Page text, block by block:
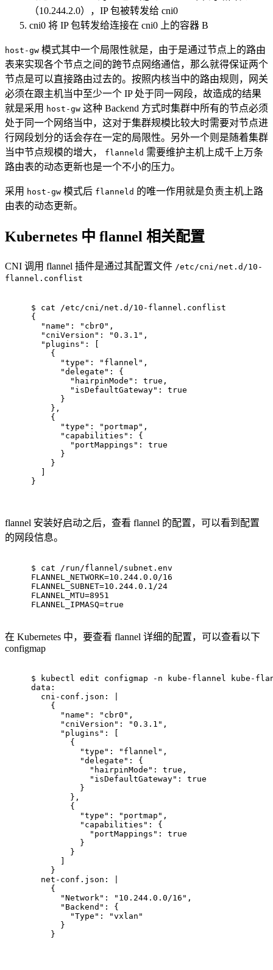
（10.244.2.0），IP 包被转发给 cni0
cni0 将 IP 包转发给连接在 cni0 上的容器 B
host-gw 模式其中一个局限性就是，由于是通过节点上的路由
表来实现各个节点之间的跨节点网络通信，那么就得保证两个
节点是可以直接路由过去的。按照内核当中的路由规则，网关
必须在跟主机当中至少一个 IP 处于同一网段，故造成的结果
就是采用 host-gw 这种 Backend 方式时集群中所有的节点必须
处于同一个网络当中，这对于集群规模比较大时需要对节点进
行网段划分的话会存在一定的局限性。另外一个则是随着集群
当中节点规模的增大，
flanneld 需要维护主机上成千上万条
路由表的动态更新也是一个不小的压力。
采用 host-gw 模式后 flanneld 的唯一作用就是负责主机上路
由表的动态更新。
Kubernetes 中 flannel 相关配置
CNI 调用 flannel 插件是通过其配置文件 /etc/cni/net.d/10-
flannel.conflist
$ cat /etc/cni/net.d/10-flannel.conflist
{
  "name": "cbr0",
  "cniVersion": "0.3.1",
  "plugins": [
    {
      "type": "flannel",
      "delegate": {
        "hairpinMode": true,
        "isDefaultGateway": true
      }
    },
    {
      "type": "portmap",
      "capabilities": {
        "portMappings": true
      }
    }
}
flannel 安装好启动之后，查看 flannel 的配置，可以看到配置
的网段信息。
$ cat /run/flannel/subnet.env
FLANNEL_NETWORK=10.244.0.0/16
FLANNEL_SUBNET=10.244.0.1/24
FLANNEL_MTU=8951
FLANNEL_IPMASQ=true
在 Kubernetes 中，要查看 flannel 详细的配置，可以查看以下
configmap
$
kubectl edit configmap -n kube-flannel kube-
data:
  cni-conf.json: |
    {
      "name": "cbr0",
      "cniVersion": "0.3.1",
      "plugins": [
        {
          "type": "flannel",
          "delegate": {
            "hairpinMode": true,
            "isDefaultGateway": true
          }
        },
        {
          "type": "portmap",
          "capabilities": {
            "portMappings": true
          }
        }
    }
  net-conf.json: |
    {
      "Network": "10.244.0.0/16",
      "Backend": {
        "Type": "vxlan"
      }
    }